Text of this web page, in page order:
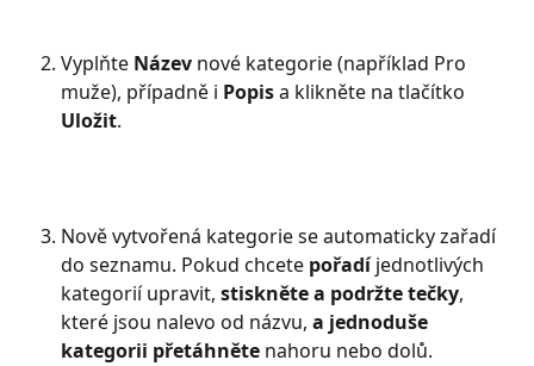
Vyplňte Název nové kategorie (například Pro
muže), případně i Popis a klikněte na tlačítko
Uložit.
Nově vytvořená kategorie se automaticky zařadí
do seznamu. Pokud chcete pořadí jednotlivých
kategorií upravit, stiskněte a podržte tečky,
které jsou nalevo od názvu, a jednoduše
kategorii přetáhněte nahoru nebo dolů.